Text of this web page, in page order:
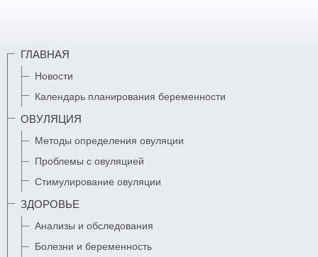
ГЛАВНАЯ
Новости
Календарь планирования беременности
ОВУЛЯЦИЯ
Методы определения овуляции
Проблемы с овуляцией
Стимулирование овуляции
ЗДОРОВЬЕ
Анализы и обследования
Болезни и беременность